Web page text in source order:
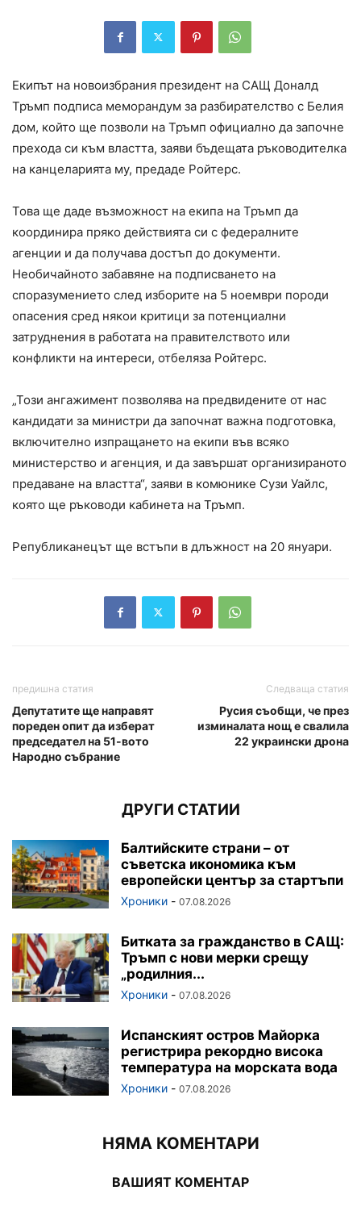
Екипът на новоизбрания президент на САЩ Доналд
Тръмп подписа меморандум за разбирателство с Белия
дом, който ще позволи на Тръмп официално да започне
прехода си към властта, заяви бъдещата ръководителка
на канцеларията му, предаде Ройтерс.
Това ще даде възможност на екипа на Тръмп да
координира пряко действията си с федералните
агенции и да получава достъп до документи.
Необичайното забавяне на подписването на
споразумението след изборите на 5 ноември породи
опасения сред някои критици за потенциални
затруднения в работата на правителството или
конфликти на интереси, отбеляза Ройтерс.
„Този ангажимент позволява на предвидените от нас
кандидати за министри да започнат важна подготовка,
включително изпращането на екипи във всяко
министерство и агенция, и да завършат организираното
предаване на властта“, заяви в комюнике Сузи Уайлс,
която ще ръководи кабинета на Тръмп.
Републиканецът ще встъпи в длъжност на 20 януари.
предишна статия
Депутатите ще направят
пореден опит да изберат
председател на 51-вото
Народно събрание
Следваща статия
Русия съобщи, че през
изминалата нощ е свалила
22 украински дрона
ДРУГИ СТАТИИ
Балтийските страни – от
съветска икономика към
европейски център за стартъпи
Хроники - 07.08.2026
Битката за гражданство в САЩ:
Тръмп с нови мерки срещу
„родилния...
Хроники - 07.08.2026
Испанският остров Майорка
регистрира рекордно висока
температура на морската вода
Хроники - 07.08.2026
НЯМА КОМЕНТАРИ
ВАШИЯТ КОМЕНТАР